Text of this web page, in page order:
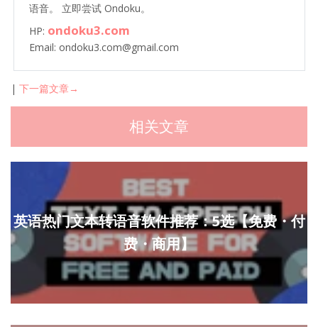
语音。 立即尝试 Ondoku。
HP: ondoku3.com
Email: ondoku3.com@gmail.com
| 下一篇文章→
相关文章
英语热门文本转语音软件推荐：5选【免费・付
费・商用】